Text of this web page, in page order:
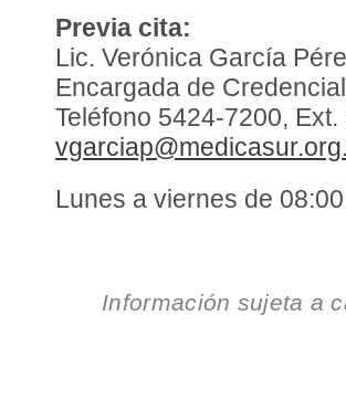
Previa cita:
Lic. Verónica García
Encargada de
Teléfono 5424-7200, Ext.
Lunes a viernes de
Información sujeta a